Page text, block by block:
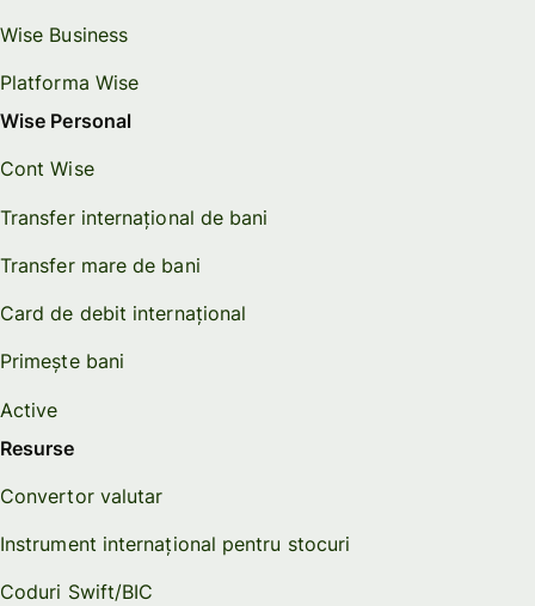
Wise Business
Platforma Wise
Wise Personal
Cont Wise
Transfer internațional de bani
Transfer mare de bani
Card de debit internațional
Primește bani
Active
Resurse
Convertor valutar
Instrument internațional pentru stocuri
Coduri Swift/BIC